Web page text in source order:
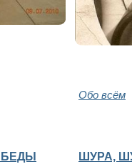
Обо всём
ШУРА,